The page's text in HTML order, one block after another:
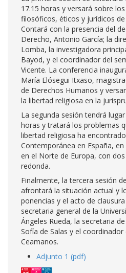
17.15 horas y versará sobre
filosóficos, éticos y jurídicos
Contará con la presencia del
Derecho, Antonio García; la
Lomba, la investigadora
Bayod, y el coordinador del
Vicente. La conferencia
María Elósegui Itxaso,
de Derechos Humanos y
la libertad religiosa en la
La segunda sesión tendrá
horas y tratará los problemas
libertad religiosa ha
Contemporánea en España,
en el Norte de Europa, con
redonda.
Finalmente, la tercera sesión
afrontará la situación actual y
ponencias y el acto de
secretaria general de la
Ángeles Rueda, la secretaria
Sofía de Salas y el
Ceamanos.
Adjunto 1 (pdf)